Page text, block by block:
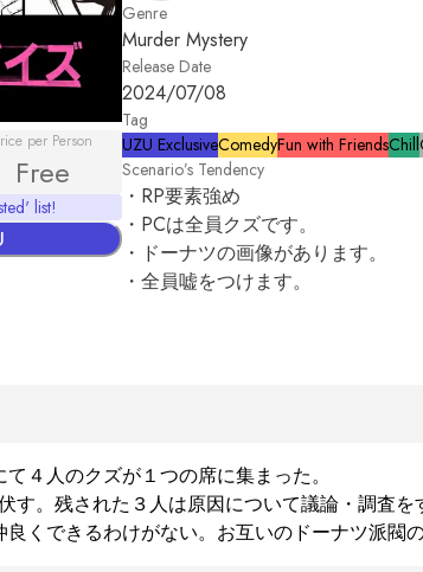
per Person
Free
list!
Genre
Murder Mystery
Release Date
2024/07/08
Tag
UZU ExclusiveComedyFun with FriendsChill
Scenario’s Tendency
・RP要素強め
・PCは全員クズです。
・ドーナツの画像があります。
・全員嘘をつけます。
４人のクズが１つの席に集まった。
す。残された３人は原因について議論・調査を
くできるわけがない。お互いのドーナツ派閥